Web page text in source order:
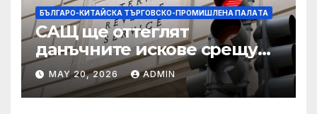
БЪЛГАРО-КИТАЙСКА ТЪРГОВСКО-ПРОМИШЛЕНА ПАЛAТА
САЩ ще оттеглят
данъчните искове срещу
Тръмп „завинаги“ в
сделката за съдебно дело с
IRS
MAY 20, 2026 ADMIN